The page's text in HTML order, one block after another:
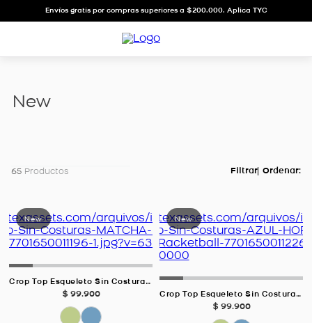
Envíos gratis por compras superiores a $200.000. Aplica TYC
new
65 Productos
Crop Top Esqueleto Sin Costuras MATCHA Para Mujer
$ 99.900 Crop Top Esqueleto Sin Costuras AZUL HORTENSIA Para Mujer
$ 99.900